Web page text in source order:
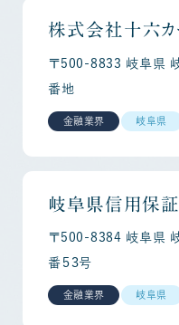
株式会社十六カ
〒500-8833 岐阜県
番地
金融業界 岐阜県
岐阜県信用保
〒500-8384 岐阜県
番５３号
金融業界 岐阜県